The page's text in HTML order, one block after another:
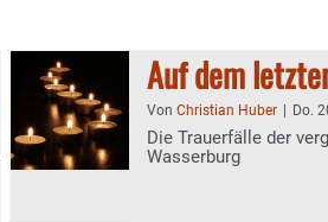
Auf dem
Von Christian Huber Do.
Die Trauerfälle der
Wasserburg